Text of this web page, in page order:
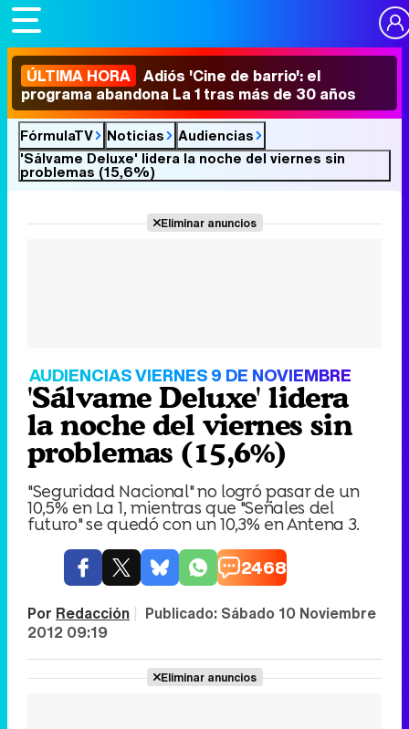
ÚLTIMA HORA Adiós 'Cine de barrio': el
programa abandona La 1 tras más de 30 años
FórmulaTV Noticias
Audiencias
'Sálvame Deluxe' lidera la noche del viernes sin
problemas (15,6%)
Eliminar anuncios
AUDIENCIAS VIERNES 9 DE NOVIEMBRE
'Sálvame Deluxe' lidera
la noche del viernes sin
problemas (15,6%)
"Seguridad Nacional" no logró pasar de un
10,5% en La 1, mientras que "Señales del
futuro" se quedó con un 10,3% en Antena 3.
2468
Por Redacción | Publicado: Sábado 10 Noviembre
2012 09:19
Eliminar anuncios